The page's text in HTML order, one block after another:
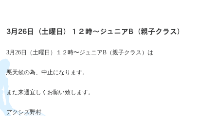
3月26日（土曜日）１２時〜ジュニアB（親子クラス）
3月26日（土曜日）１２時〜ジュニアB（親子クラス）は
悪天候の為、中止になります。
また来週宜しくお願い致します。
アクシズ野村